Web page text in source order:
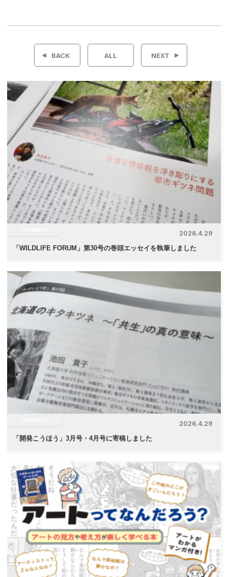
投
ビ
ー
シ
ョ
ン
BACK ALL NEXT
2026.4.29
「 WILDLIFE FORUM」第30号の巻頭エッセイを執筆しました
2026.4.29
「 開発こうほう」3月号・4月号に寄稿しました